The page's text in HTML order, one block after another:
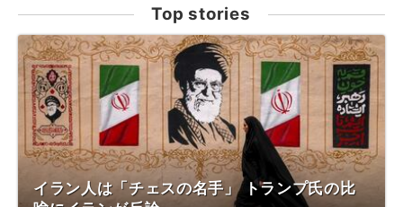
Top stories
イラン人は「チェスの名手」 トランプ氏の比